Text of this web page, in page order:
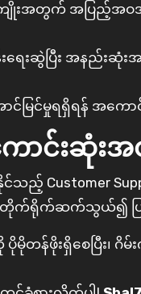
ကျိုးအတွက် အပြည့်အဝအ
းဆွဲပြီး အနည်းဆုံးအလ
မြင်မှုရရှိရန် အကောင်
ာင်းဆုံးအ
နိုင်သည့် Customer
ား တိုက်ရိုက်ဆက်သွယ်၍ ပ
ပိုမိုတန်ဖိုးရှိစေပြီး၊